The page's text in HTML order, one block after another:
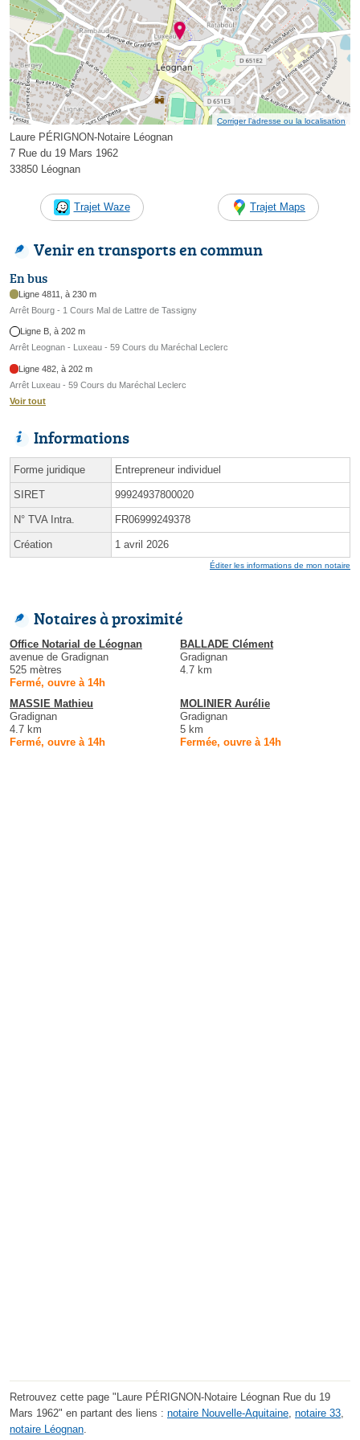
Corriger l’adresse ou la localisation
Laure PÉRIGNON-Notaire Léognan
7 Rue du 19 Mars 1962
33850 Léognan
Trajet Waze Trajet Maps
Venir en transports en commun
En bus
Ligne 4811, à 230 m
Arrêt Bourg - 1 Cours Mal de Lattre de Tassigny
Ligne B, à 202 m
Arrêt Leognan - Luxeau - 59 Cours du Maréchal Leclerc
Ligne 482, à 202 m
Arrêt Luxeau - 59 Cours du Maréchal Leclerc
Voir tout
Informations
Forme juridique Entrepreneur individuel
SIRET 99924937800020
N° TVA Intra. FR06999249378
Création 1 avril 2026
Éditer les informations de mon notaire
Notaires à proximité
Office Notarial de Léognan
avenue de Gradignan
525 mètres
Fermé, ouvre à 14h
BALLADE Clément
Gradignan
4.7 km
MASSIE Mathieu
Gradignan
4.7 km
Fermé, ouvre à 14h
MOLINIER Aurélie
Gradignan
5 km
Fermée, ouvre à 14h
Retrouvez cette page "Laure PÉRIGNON-Notaire Léognan Rue du 19
Mars 1962" en partant des liens : notaire Nouvelle-Aquitaine notaire 33
notaire Léognan